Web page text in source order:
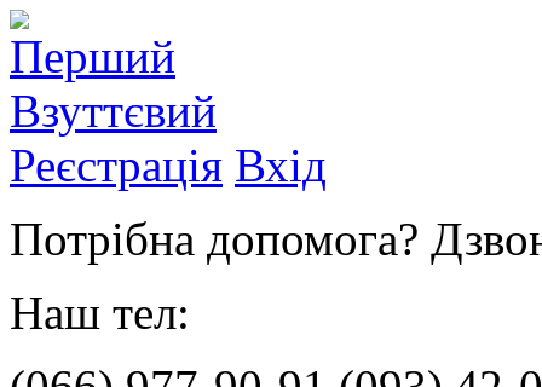
Реєстрація Вхід
Потрібна допомога?
Наш тел: